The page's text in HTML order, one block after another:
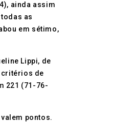
ainda assim
as
em sétimo,
Lippi, de
critérios de
221 (71-76-
pontos.